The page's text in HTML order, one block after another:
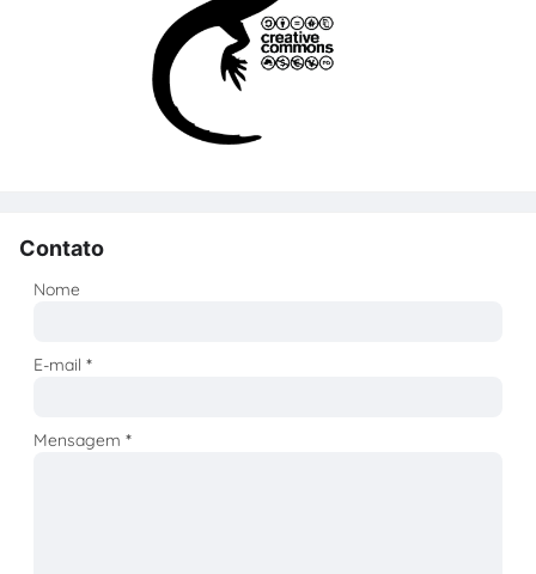
Contato
Nome
E-mail*
Mensagem*